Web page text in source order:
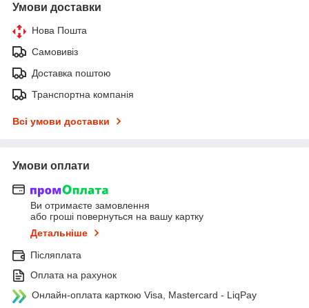
Умови доставки
Нова Пошта
Самовивіз
Доставка поштою
Транспортна компанія
Всі умови доставки
Умови оплати
Ви отримаєте замовлення
або гроші повернуться на вашу картку
Детальніше
Післяплата
Оплата на рахунок
Онлайн-оплата карткою Visa, Mastercard - LiqPay